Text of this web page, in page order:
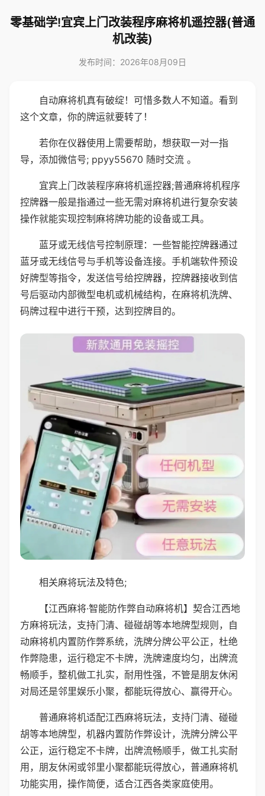
零基础学!宜宾上门改装程序麻将机遥控器(普通
机改装)
发布时间：2026年08月09日
自动麻将机真有破绽！可惜多数人不知道。看到
这个文章，你的牌运就要转了！
若你在仪器使用上需要帮助，想获取一对一指
导，添加微信号; ppyy55670 随时交流 。
宜宾上门改装程序麻将机遥控器;普通麻将机程序
控牌器一般是指通过一些无需对麻将机进行复杂安装
操作就能实现控制麻将牌功能的设备或工具。
蓝牙或无线信号控制原理：一些智能控牌器通过
蓝牙或无线信号与手机等设备连接。手机端软件预设
好牌型等指令，发送信号给控牌器，控牌器接收到信
号后驱动内部微型电机或机械结构，在麻将机洗牌、
码牌过程中进行干预，达到控牌目的。
相关麻将玩法及特色;
【江西麻将·智能防作弊自动麻将机】契合江西地
方麻将玩法，支持门清、碰碰胡等本地牌型规则，自
动麻将机内置防作弊系统，洗牌分牌公平公正，杜绝
作弊隐患，运行稳定不卡牌，洗牌速度均匀，出牌流
畅顺手，整机做工扎实，耐用性强，不管是朋友休闲
对局还是邻里娱乐小聚，都能玩得放心、赢得开心。
普通麻将机适配江西麻将玩法，支持门清、碰碰
胡等本地牌型，机器内置防作弊设计，洗牌分牌公平
公正，运行稳定不卡牌，出牌流畅顺手，做工扎实耐
用，朋友休闲或邻里小聚都能玩得放心，普通麻将机
功能实用，操作简便，适合江西各类家庭使用。